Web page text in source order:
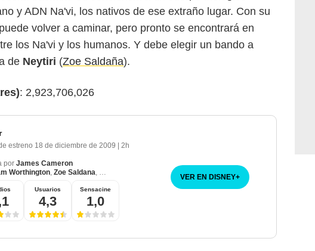
y ADN Na'vi, los nativos de ese extraño lugar. Con su
volver a caminar, pero pronto se encontrará en
los Na'vi y los humanos. Y debe elegir un bando a
de Neytiri (Zoe Saldaña).
: 2,923,706,026
estreno 18 de diciembre de 2009
2h
por James Cameron
Worthington, Zoe Saldana, Sigourney Weaver
Usuarios
4,3
Sensacine
1,0
VER EN DISNEY+